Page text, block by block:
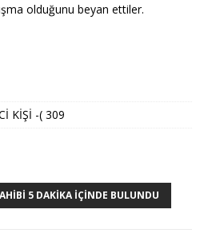
olduğunu beyan ettiler.
KİŞİ -( 309
5 DAKIKA IÇINDE BULUNDU